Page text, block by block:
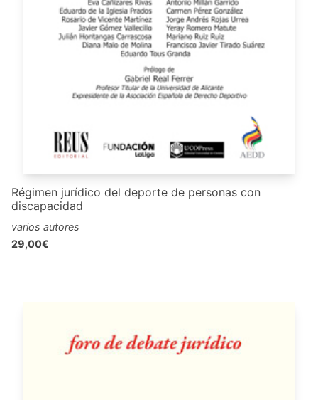
Régimen jurídico del deporte de personas con
discapacidad
varios autores
29,00€